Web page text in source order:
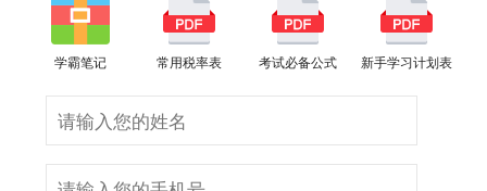
学霸笔记 常用税率表 考试必备公式 新手学习计划表